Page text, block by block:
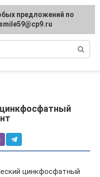
цинкфосфатный
предложений по